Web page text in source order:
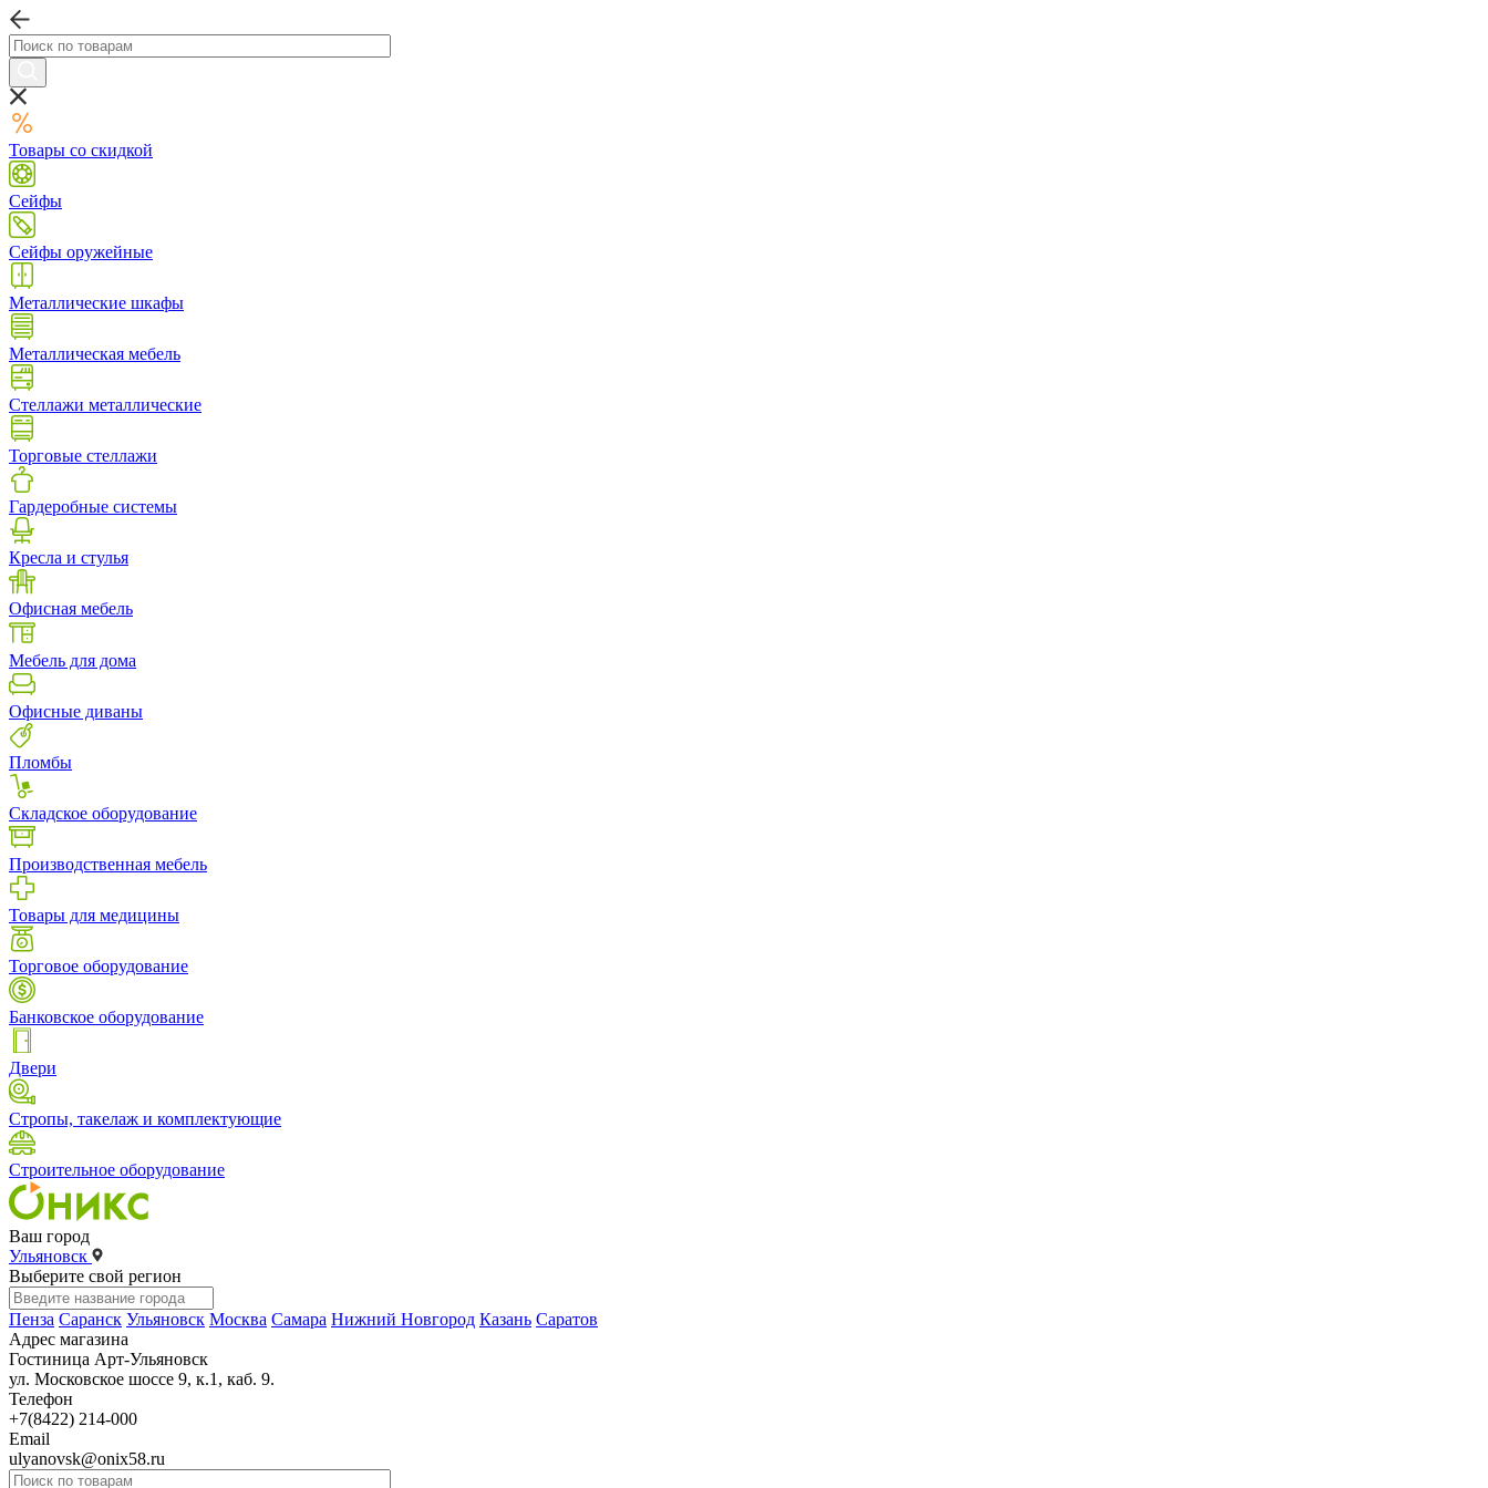
Товары со скидкой
Сейфы
Сейфы оружейные
Металлические шкафы
Металлическая мебель
Стеллажи металлические
Торговые стеллажи
Гардеробные системы
Кресла и стулья
Офисная мебель
Мебель для дома
Офисные диваны
Пломбы
Складское оборудование
Производственная мебель
Товары для медицины
Торговое оборудование
Банковское оборудование
Двери
Стропы, такелаж и комплектующие
Строительное оборудование
Ваш город
Ульяновск
Выберите свой регион
Пенза Саранск Ульяновск Москва Самара Нижний Новгород Казань Саратов
Адрес магазина
Гостиница Арт-Ульяновск
ул. Московское шоссе 9, к.1, каб. 9.
Телефон
+7(8422) 214-000
Email
ulyanovsk@onix58.ru